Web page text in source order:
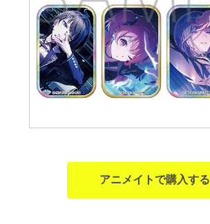
アニメイトで購入する